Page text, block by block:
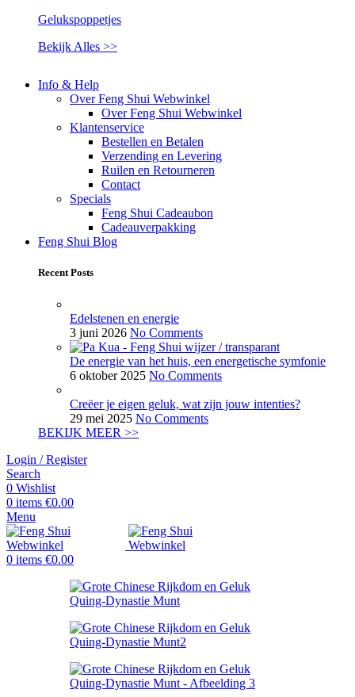
Gelukspoppetjes
Bekijk Alles >>
Info & Help
Over Feng Shui Webwinkel
Over Feng Shui Webwinkel
Klantenservice
Bestellen en Betalen
Verzending en Levering
Ruilen en Retourneren
Contact
Specials
Feng Shui Cadeaubon
Cadeauverpakking
Feng Shui Blog
Recent Posts
Edelstenen en energie
3 juni 2026 No Comments
De energie van het huis, een energetische symfonie
6 oktober 2025 No Comments
Creëer je eigen geluk, wat zijn jouw intenties?
29 mei 2025 No Comments
BEKIJK MEER >>
Login / Register
Search
0 Wishlist
0 items €0.00
Menu
0 items €0.00